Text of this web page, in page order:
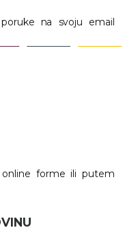
na svoju email
forme ili putem